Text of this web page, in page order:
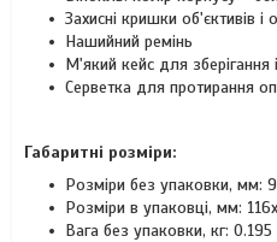
Захисні кришки об'єктивів і
Нашийний ремінь
М'який кейс для зберігання
Серветка для протирання
Габаритні розміри:
Розміри без упаковки, мм:
Розміри в упаковці, мм:
Вага без упаковки, кг: 0.195